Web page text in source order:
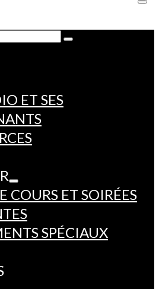
ET SES
COURS ET SOIRÉES
SPÉCIAUX